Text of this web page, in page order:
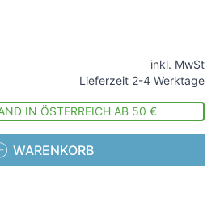
inkl. MwSt
Lieferzeit 2-4 Werktage
IN ÖSTERREICH AB 50 €
WARENKORB